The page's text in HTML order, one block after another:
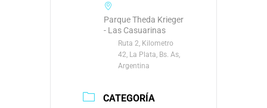
Parque Theda Krieger
- Las Casuarinas
Ruta 2, Kilometro
42, La Plata, Bs. As,
Argentina
CATEGORÍA